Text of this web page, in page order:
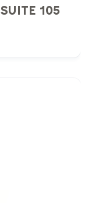
SUITE 105